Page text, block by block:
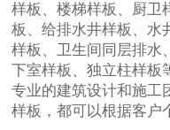
样板、楼梯样板、厨卫
板、给排水井样板、水
样板、卫生间同层排水
下室样板、独立柱样板
专业的建筑设计和施工
样板，都可以根据客户